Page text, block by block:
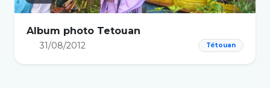
Album photo Tetouan
31/08/2012 Tétouan